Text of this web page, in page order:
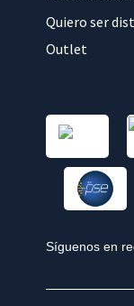
Quiero ser
Outlet
Síguenos en